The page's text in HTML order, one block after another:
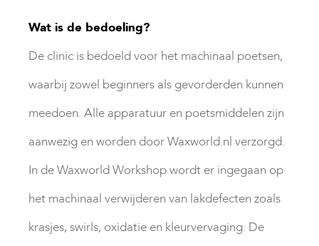
Wat is de bedoeling?
De clinic is bedoeld voor het machinaal poetsen,
waarbij zowel beginners als gevorderden kunnen
meedoen. Alle apparatuur en poetsmiddelen zijn
aanwezig en worden door Waxworld.nl verzorgd.
In de Waxworld Workshop wordt er ingegaan op
het machinaal verwijderen van lakdefecten zoals
krasjes, swirls, oxidatie en kleurvervaging. De